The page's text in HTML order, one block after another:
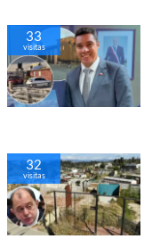
33
visitas
32
visitas